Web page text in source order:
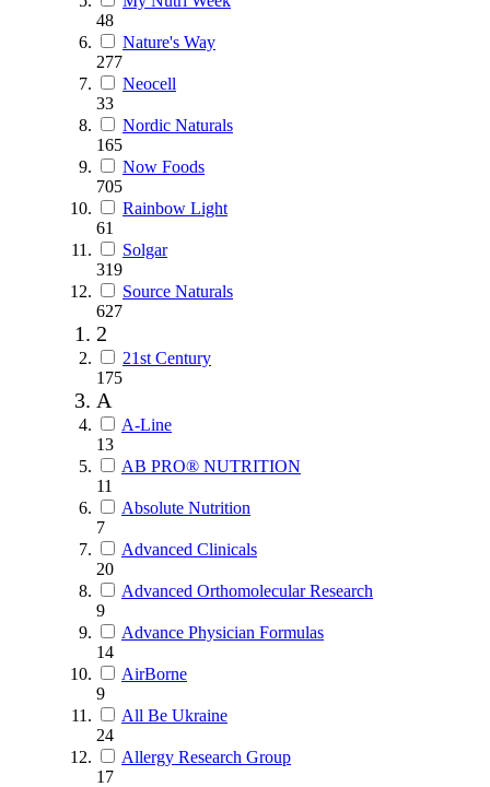
48
Nature's Way
277
Neocell
33
Nordic Naturals
165
Now Foods
705
Rainbow Light
61
Solgar
319
Source Naturals
627
2
21st Century
175
A
A-Line
13
AB PRO® NUTRITION
11
Absolute Nutrition
7
Advanced Clinicals
20
Advanced Orthomolecular Research
9
Advance Physician Formulas
14
AirBorne
9
All Be Ukraine
24
Allergy Research Group
17